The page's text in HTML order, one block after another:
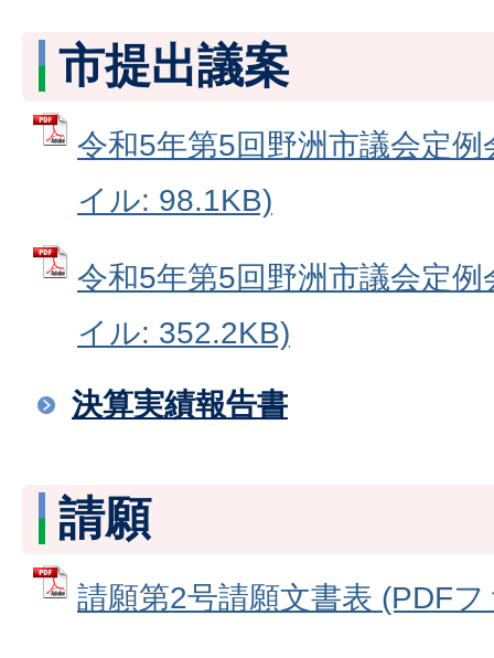
市提出議案
令和5年第5回野洲市議会定
イル: 98.1KB)
令和5年第5回野洲市議会定
イル: 352.2KB)
決算実績報告書
請願
請願第2号請願文書表 (PDF